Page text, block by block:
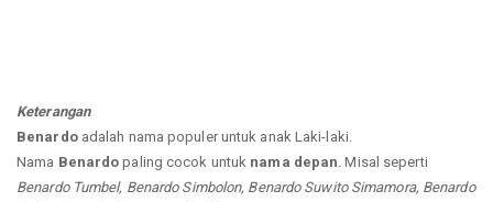
Keterangan
Benardoadalah nama populer untuk anak Laki-laki.
Nama Benardo paling cocok untuk nama depan . Misal seperti
Benardo Tumbel, Benardo Simbolon, Benardo Suwito Simamora, Benardo